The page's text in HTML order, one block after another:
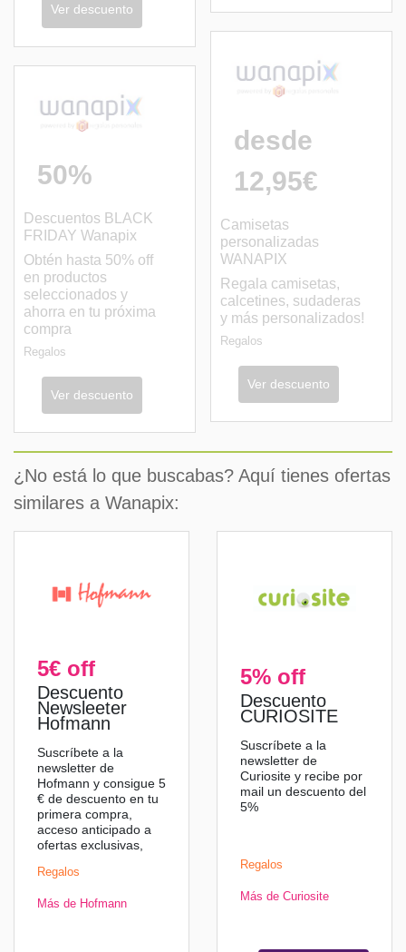
Ver descuento
50%
Descuentos BLACK
FRIDAY Wanapix
Obtén hasta 50% off
en productos
seleccionados y
ahorra en tu próxima
compra
Regalos
Ver descuento
desde
12,95€
Camisetas
personalizadas
WANAPIX
Regala camisetas,
calcetines, sudaderas
y más personalizados!
Regalos
Ver descuento
¿No está lo que buscabas? Aquí tienes ofertas
similares a Wanapix:
5€ off
Descuento
Newsleeter
Hofmann
Suscríbete a la
newsletter de
Hofmann y consigue 5
€ de descuento en tu
primera compra,
acceso anticipado a
ofertas exclusivas,
mucho más.
Regalos
Más de Hofmann
5% off
Descuento
CURIOSITE
Suscríbete a la
newsletter de
Curiosite y recibe por
mail un descuento del
5%
Regalos
Más de Curiosite